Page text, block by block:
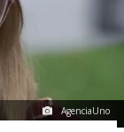
AgenciaUno